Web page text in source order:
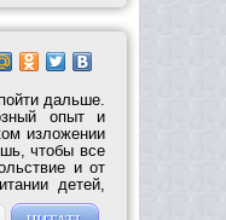
дальше.
опыт и
изложении
чтобы все
и от
детей,